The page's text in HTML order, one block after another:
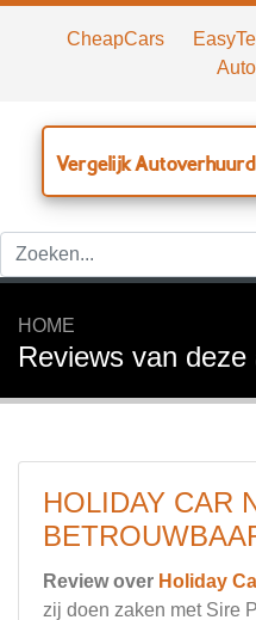
CheapCars
Vergelijk
HOME
Reviews van
HOLIDAY CAR
Review over Holiday
zij doen zaken met Sire